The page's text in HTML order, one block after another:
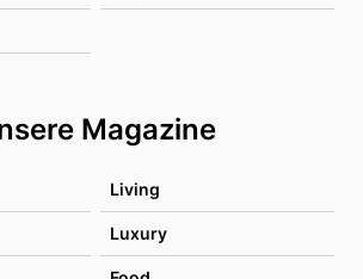
Magazine
Living
Luxury